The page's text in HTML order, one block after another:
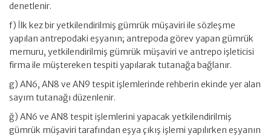
denetlenir.
f) İlk kez bir yetkilendirilmiş gümrük müşaviri ile sözleşme
yapılan antrepodaki eşyanın; antrepoda görev yapan gümrük
memuru, yetkilendirilmiş gümrük müşaviri ve antrepo işleticisi
firma ile müştereken tespiti yapılarak tutanağa bağlanır.
g) AN6, AN8 ve AN9 tespit işlemlerinde rehberin ekinde yer alan
sayım tutanağı düzenlenir.
ğ) AN6 ve AN8 tespit işlemlerini yapacak yetkilendirilmiş
gümrük müşaviri tarafından eşya çıkış işlemi yapılırken eşyanın